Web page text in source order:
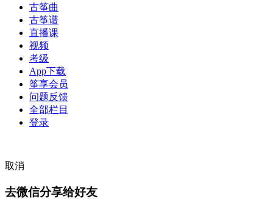
古筝曲
古筝谱
直播课
视频
考级
App下载
筝享会员
问题反馈
全部栏目
登录
取消
去微信分享给好友